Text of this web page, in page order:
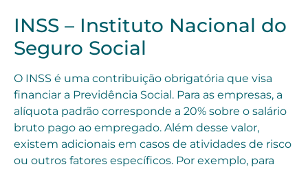
INSS – Instituto Nacional do
Seguro Social
O INSS é uma contribuição obrigatória que visa
financiar a Previdência Social. Para as empresas, a
alíquota padrão corresponde a 20% sobre o salário
bruto pago ao empregado. Além desse valor,
existem adicionais em casos de atividades de risco
ou outros fatores específicos. Por exemplo, para